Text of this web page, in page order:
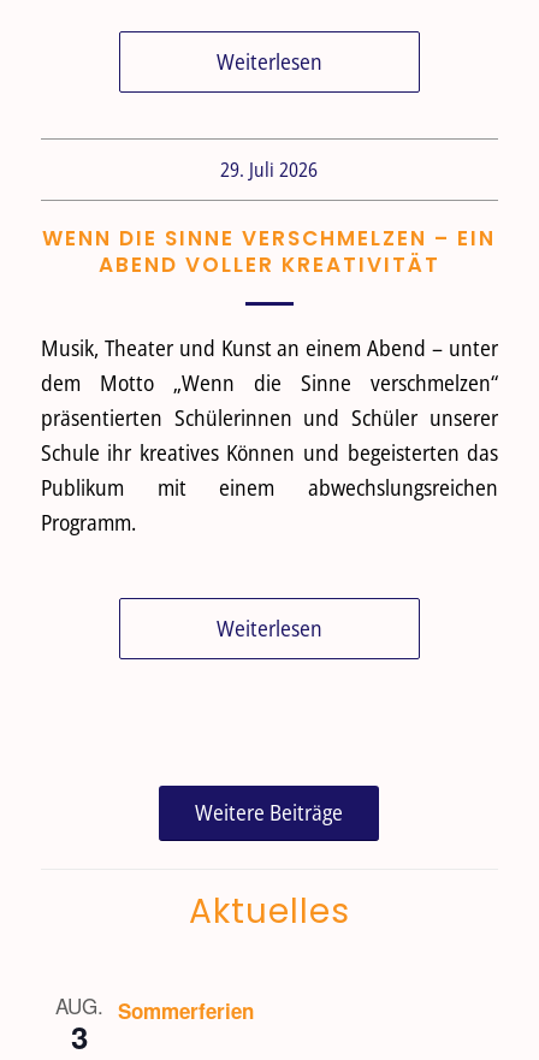
Weiterlesen
29. Juli 2026
WENN DIE SINNE VERSCHMELZEN – EIN
ABEND VOLLER KREATIVITÄT
Musik, Theater und Kunst an einem Abend – unter
dem Motto „Wenn die Sinne verschmelzen“
präsentierten Schülerinnen und Schüler unserer
Schule ihr kreatives Können und begeisterten das
Publikum mit einem abwechslungsreichen
Programm.
Weiterlesen
Weitere Beiträge
Aktuelles
AUG.
3
Sommerferien